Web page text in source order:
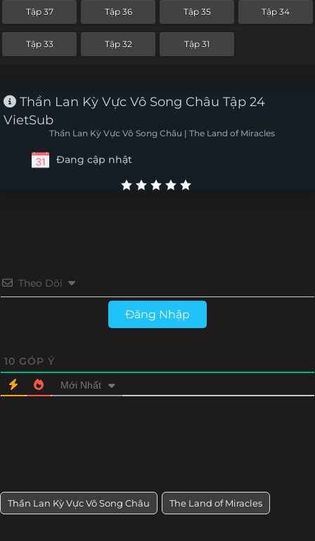
Tập 1
Tập 37 Tập 36 Tập 35 Tập 34
Tập 33 Tập 32 Tập 31
Thần Lan Kỳ Vực Vô Song Châu Tập 24
VietSub
Thần Lan Kỳ Vực Vô Song Châu | The Land of Miracles
Đang cập nhật
Theo Dõi
Đăng Nhập
10 GÓP Ý
Mới Nhất
Thần Lan Kỳ Vực Vô Song Châu The Land of Miracles